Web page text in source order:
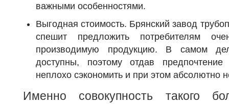
важными особенностями.
Выгодная стоимость. Брянский завод
спешит предложить потребителям
производимую продукцию. В самом
доступны, поэтому отдав
неплохо сэкономить и при этом абсолютно
Именно совокупность такого